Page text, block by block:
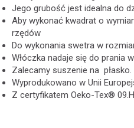
Jego grubość jest idealna do
Aby wykonać kwadrat o
rzędów
Do wykonania swetra w
Włóczka nadaje się do prania
Zalecamy suszenie na płasko.
Wyprodukowano w Unii
Z certyfikatem Oeko-Tex®